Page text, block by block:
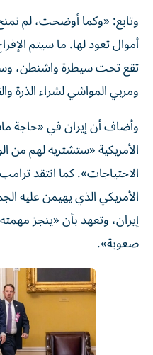
وتابع: «وكما أوضحت، لم
أموال تعود لها. ما سيتم
تقع تحت سيطرة واشنطن،
ومربي المواشي لشراء الذرة
وأضاف أن إيران في «حاجة
الأمريكية «ستشتريه لهم من
الاحتياجات». كما انتقد
الأمريكي الذي يهيمن عليه
إيران، وتعهد بأن «ينجز
صعوبة».